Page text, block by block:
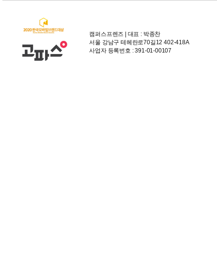
캠퍼스프렌즈 | 대표 : 박종찬
서울 강남구 테헤란로70길12 402-418A
사업자 등록번호 : 391-01-00107